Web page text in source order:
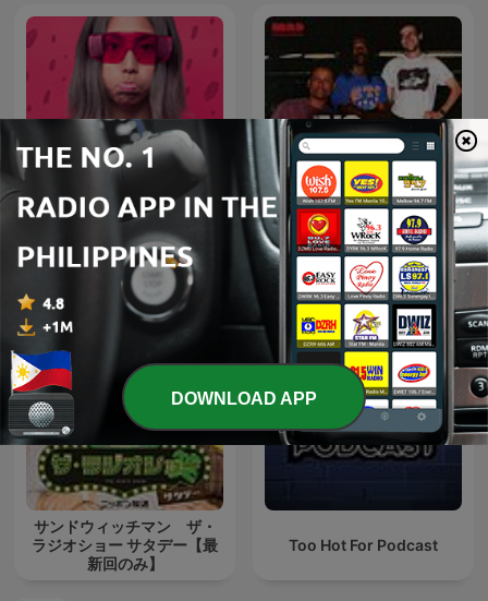
Bisaya Jokes! NO SUCH THING
サンドウィッチマン ザ・
ラジオショー サタデー【最
新回のみ】
Too Hot For Podcast
DOWNLOAD APP